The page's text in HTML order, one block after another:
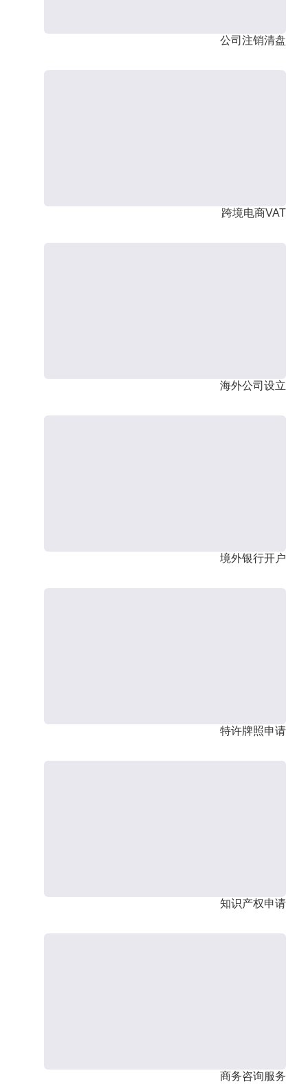
公司注销清盘
跨境电商VAT
海外公司设立
境外银行开户
特许牌照申请
知识产权申请
商务咨询服务